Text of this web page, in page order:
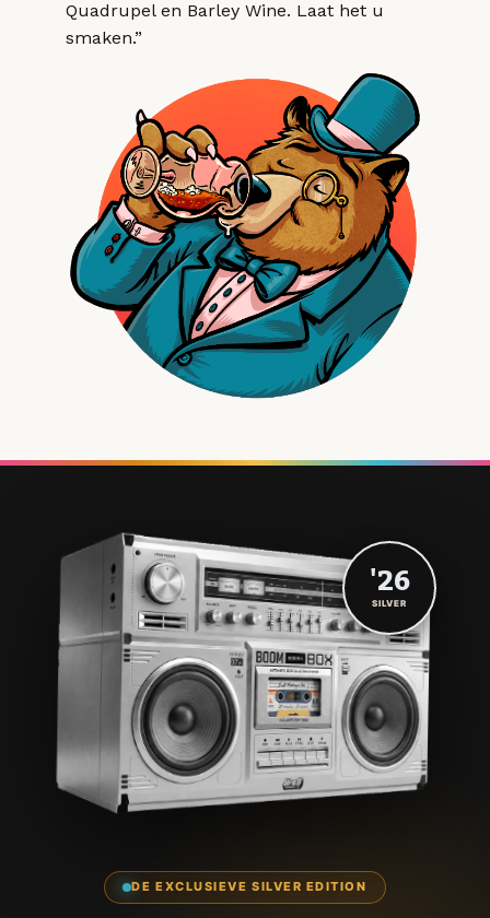
Quadrupel en Barley Wine. Laat het u
smaken.”
DE EXCLUSIEVE SILVER EDITION
'26
SILVER